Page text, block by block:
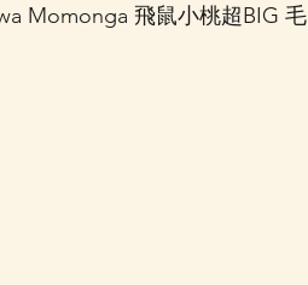
Momonga 飛鼠小桃超BIG 毛